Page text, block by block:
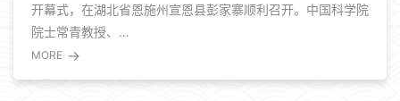
开幕式，在湖北省恩施州宣恩县彭家寨顺利召开。中国科学院
院士常青教授、…
MORE →